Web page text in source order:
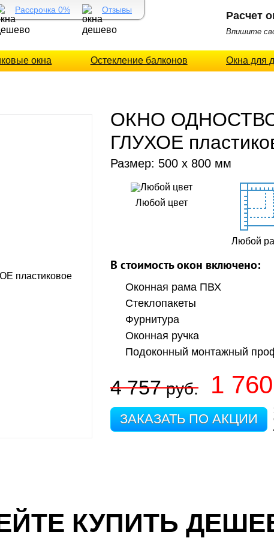
Рассрочка 0% Отзывы Расчет
Впишите
окна Остекление балконов Окна для
ОКНО
ГЛУХОЕ
Размер: 500 x 800 мм
Любой цвет
Любой
В стоимость окон включено:
Оконная рама ПВХ
Стеклопакеты
Фурнитура
Оконная ручка
Подоконный монтажный
4 757руб. 1 760
ЗАКАЗАТЬ ПО АКЦИИ
КУПИТЬ